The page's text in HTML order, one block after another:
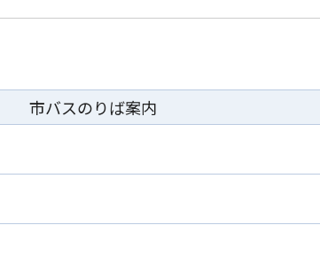
市バスのりば案内